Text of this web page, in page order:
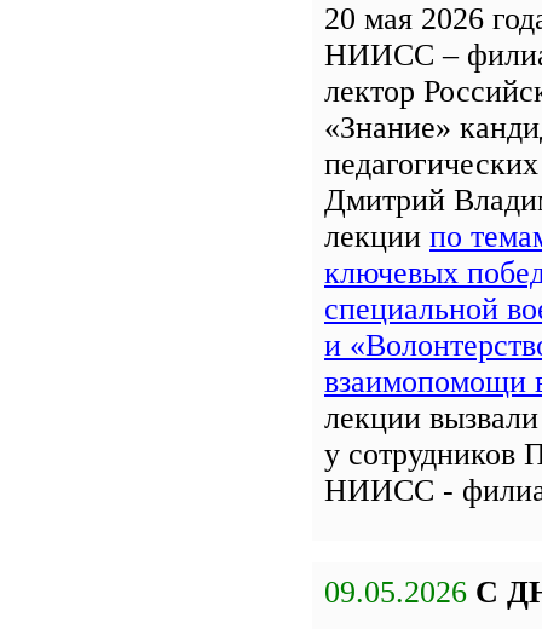
20 мая 2026
НИИСС –
лектор
«Знание»
Дмитрий
лекции по
ключевых
специальной
и
лекции
у сотрудников
НИИСС -
09.05.2026 С